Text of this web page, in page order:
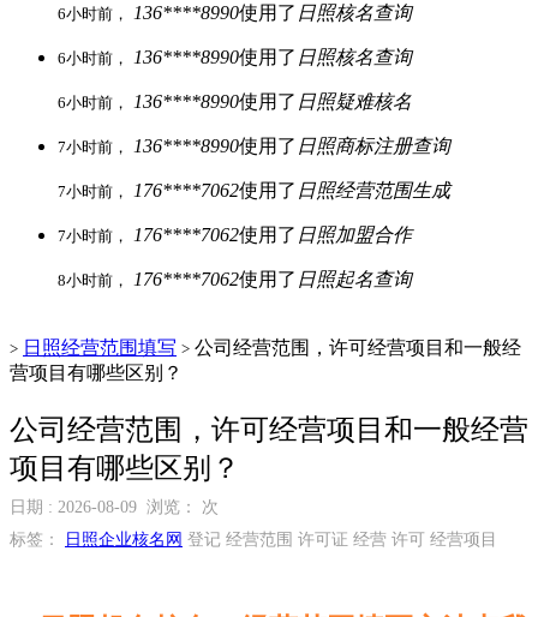
6小时前， 136****8990使用了 日照核名查询
6小时前， 136****8990使用了 日照核名查询
6小时前， 136****8990使用了 日照疑难核名
7小时前， 136****8990使用了 日照商标注册查询
7小时前， 176****7062使用了 日照经营范围生成
7小时前， 176****7062使用了 日照加盟合作
8小时前， 176****7062使用了 日照起名查询
> 日照经营范围填写 > 公司经营范围，许可经营项目和一般经
营项目有哪些区别？
公司经营范围，许可经营项目和一般经营
项目有哪些区别？
日期 : 2026-08-09 浏览：
次
标签：
日照企业核名网 登记 经营范围 许可证 经营 许可 经营项目